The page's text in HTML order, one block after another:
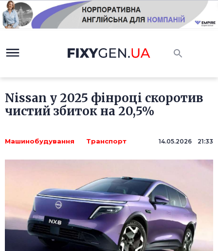
Nissan у 2025 фінроці скоротив
чистий збиток на 20,5%
Машинобудування Транспорт 14.05.2026 21:33